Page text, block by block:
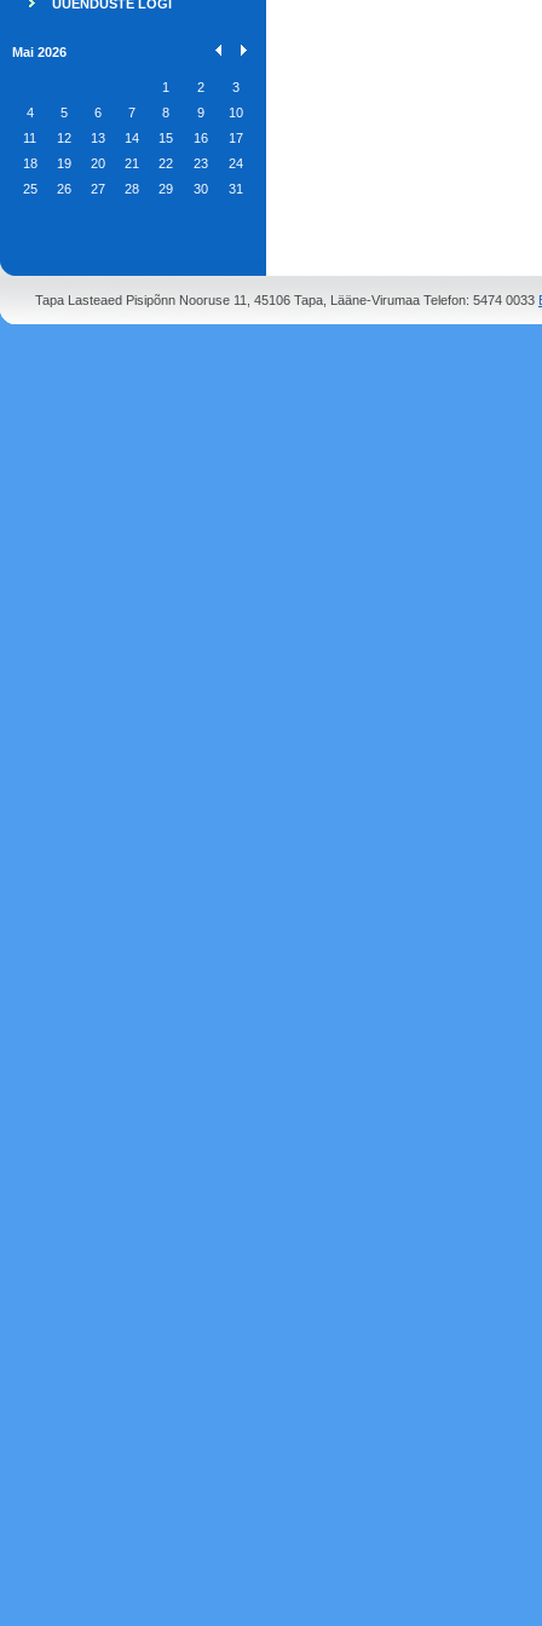
UUENDUSTE LOGI
Mai 2026
1 2
3
4
5 6 7 8 9
10
11
12 13 14 15 16
17
18
19 20 21 22 23
24
25
26 27 28 29 30 31
Tapa Lasteaed Pisipõnn Nooruse 11, 45106 Tapa, Lääne-Virumaa Telefon: 5474 0033